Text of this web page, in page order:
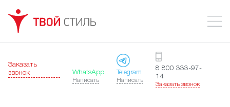
Заказать
звонок
WhatsApp
Написать
Telegram
Написать
8 800 333-97-
14
Заказать звонок